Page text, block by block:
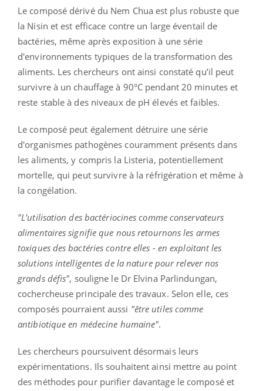
Le composé dérivé du Nem Chua est plus robuste que
la Nisin et est efficace contre un large éventail de
bactéries, même après exposition à une série
d'environnements typiques de la transformation des
aliments. Les chercheurs ont ainsi constaté qu’il peut
survivre à un chauffage à 90°C pendant 20 minutes et
reste stable à des niveaux de pH élevés et faibles.
Le composé peut également détruire une série
d'organismes pathogènes couramment présents dans
les aliments, y compris la Listeria, potentiellement
mortelle, qui peut survivre à la réfrigération et même à
la congélation.
"L'utilisation des bactériocines comme conservateurs
alimentaires signifie que nous retournons les armes
toxiques des bactéries contre elles - en exploitant les
solutions intelligentes de la nature pour relever nos
grands défis", souligne le Dr Elvina Parlindungan,
cochercheuse principale des travaux. Selon elle, ces
composés pourraient aussi "être utiles comme
antibiotique en médecine humaine".
Les chercheurs poursuivent désormais leurs
expérimentations. Ils souhaitent ainsi mettre au point
des méthodes pour purifier davantage le composé et